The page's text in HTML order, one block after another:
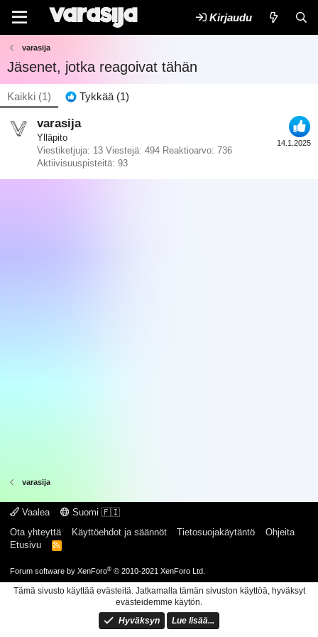
Kirjaudu
varasija
Jäsenet, jotka reagoivat tähän
Kaikki (1) Tykkää (1)
14.1.2025
varasija
Ylläpito
Viestiketjuja 13 Viestejä 494 Reaktioarvo 736
Aktiivisuuspisteitä 93
varasija
Vaalea
Suomi 🇫🇮
Ota yhteyttä
Käyttöehdot ja säännöt Tietosuojakäytäntö
Ohjeita
Etusivu
R
Forum software by XenForo® © 2010-2021 XenForo Ltd.
Tämä sivusto käyttää evästeitä. Jatkamalla tämän sivuston käyttöä, hyväksyt
evästeidemme käytön.
Hyväksyn
Lue lisää...